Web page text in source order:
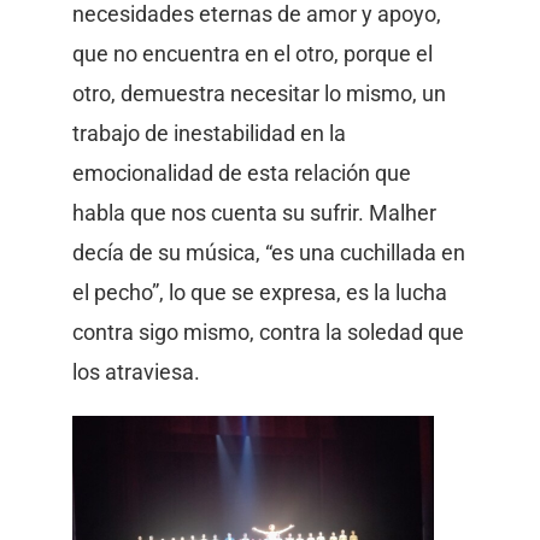
necesidades eternas de amor y apoyo,
que no encuentra en el otro, porque el
otro, demuestra necesitar lo mismo, un
trabajo de inestabilidad en la
emocionalidad de esta relación que
habla que nos cuenta su sufrir. Malher
decía de su música, “es una cuchillada en
el pecho”, lo que se expresa, es la lucha
contra sigo mismo, contra la soledad que
los atraviesa.